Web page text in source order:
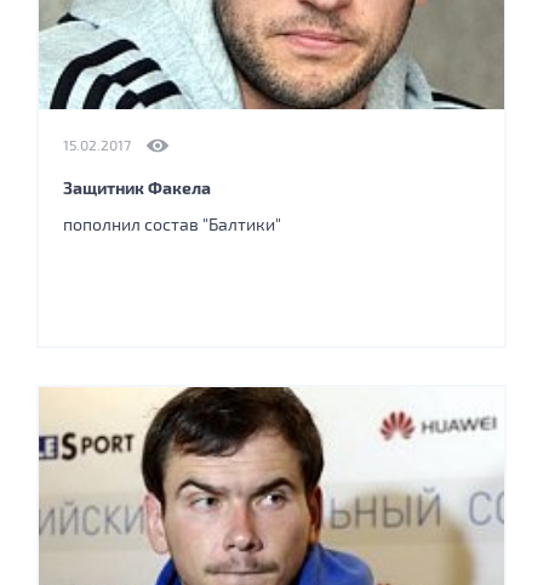
15.02.2017
Защитник Факела
пополнил состав "Балтики"